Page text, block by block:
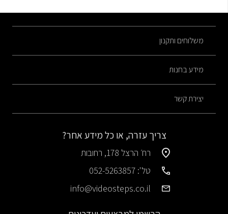
משלוחים ותקנון
מידע בחנות
יצירת קשר
צריך עזרה, או כל מידע אחר?
רח׳ הרצל 178, רחובות
טל': 052-5263857
info@videosteps.co.il